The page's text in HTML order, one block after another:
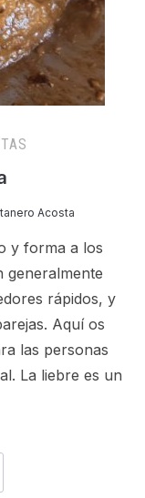
Acosta
y forma a los
generalmente
rápidos, y
Aquí os
las personas
La liebre es un